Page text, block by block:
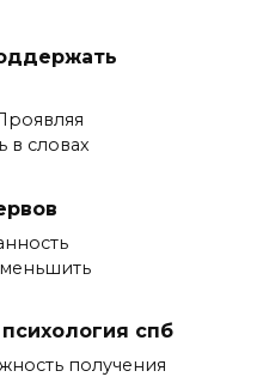
в словах
спб
получения